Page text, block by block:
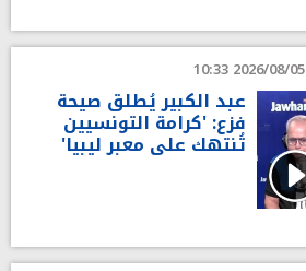
2026/08/05 10:33
عبد الكبير يُطلق صيحة
فزع: 'كرامة التونسيين
تُنتهك على معبر ليبيا'